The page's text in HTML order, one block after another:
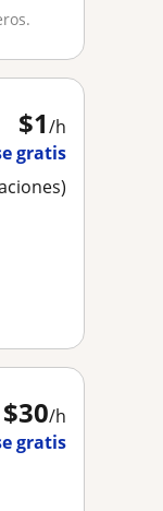
$1/h
gratis
$30/h
gratis